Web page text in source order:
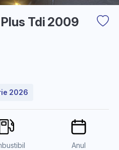
Tdi 2009
2026
Anul